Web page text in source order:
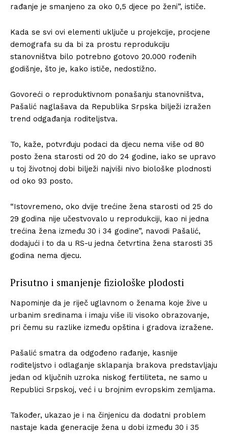
rađanje je smanjeno za oko 0,5 djece po ženi”, ističe.
Kada se svi ovi elementi uključe u projekcije, procjene
demografa su da bi za prostu reprodukciju
stanovništva bilo potrebno gotovo 20.000 rođenih
godišnje, što je, kako ističe, nedostižno.
Govoreći o reproduktivnom ponašanju stanovništva,
Pašalić naglašava da Republika Srpska bilježi izražen
trend odgađanja roditeljstva.
To, kaže, potvrđuju podaci da djecu nema više od 80
posto žena starosti od 20 do 24 godine, iako se upravo
u toj životnoj dobi bilježi najviši nivo biološke plodnosti
od oko 93 posto.
“Istovremeno, oko dvije trećine žena starosti od 25 do
29 godina nije učestvovalo u reprodukciji, kao ni jedna
trećina žena između 30 i 34 godine”, navodi Pašalić,
dodajući i to da u RS-u jedna četvrtina žena starosti 35
godina nema djecu.
Prisutno i smanjenje fiziološke plodosti
Napominje da je riječ uglavnom o ženama koje žive u
urbanim sredinama i imaju više ili visoko obrazovanje,
pri čemu su razlike između opština i gradova izražene.
Pašalić smatra da odgođeno rađanje, kasnije
roditeljstvo i odlaganje sklapanja brakova predstavljaju
jedan od ključnih uzroka niskog fertiliteta, ne samo u
Republici Srpskoj, već i u brojnim evropskim zemljama.
Također, ukazao je i na činjenicu da dodatni problem
nastaje kada generacije žena u dobi između 30 i 35